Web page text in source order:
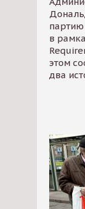
в
этом
два